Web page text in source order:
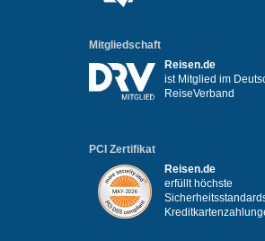
Mitgliedschaft
Reisen.de
ist Mitglied im
ReiseVerband
PCI Zertifikat
Reisen.de
erfüllt höchste